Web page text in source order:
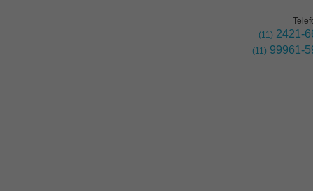
(11) 2421-
(11) 99961-